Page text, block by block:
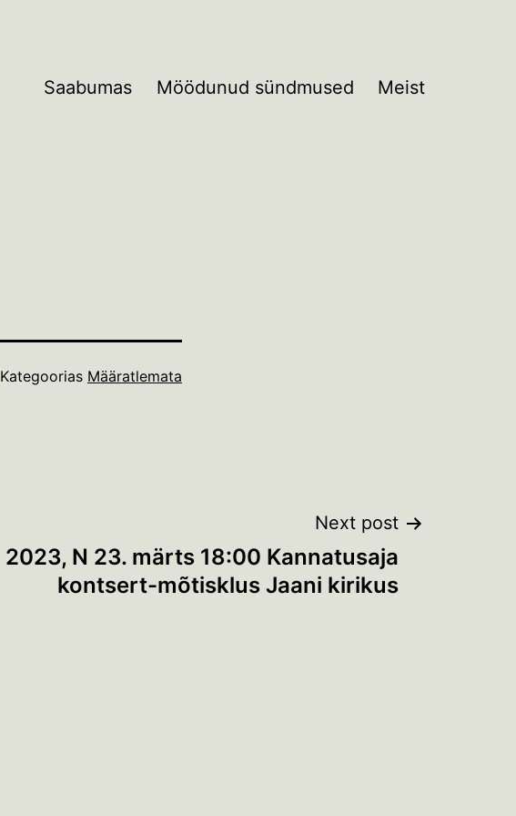
Saabumas Möödunud sündmused Meist
Kategoorias Määratlemata
Next post
2023, N 23. märts 18:00 Kannatusaja
kontsert-mõtisklus Jaani kirikus